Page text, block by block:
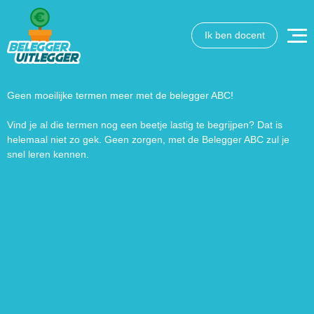
Ik ben docent
Geen moeilijke termen meer met de belegger ABC!
Vind je al die termen nog een beetje lastig te begrijpen? Dat is
helemaal niet zo gek. Geen zorgen, met de Belegger ABC zul je
snel leren kennen.